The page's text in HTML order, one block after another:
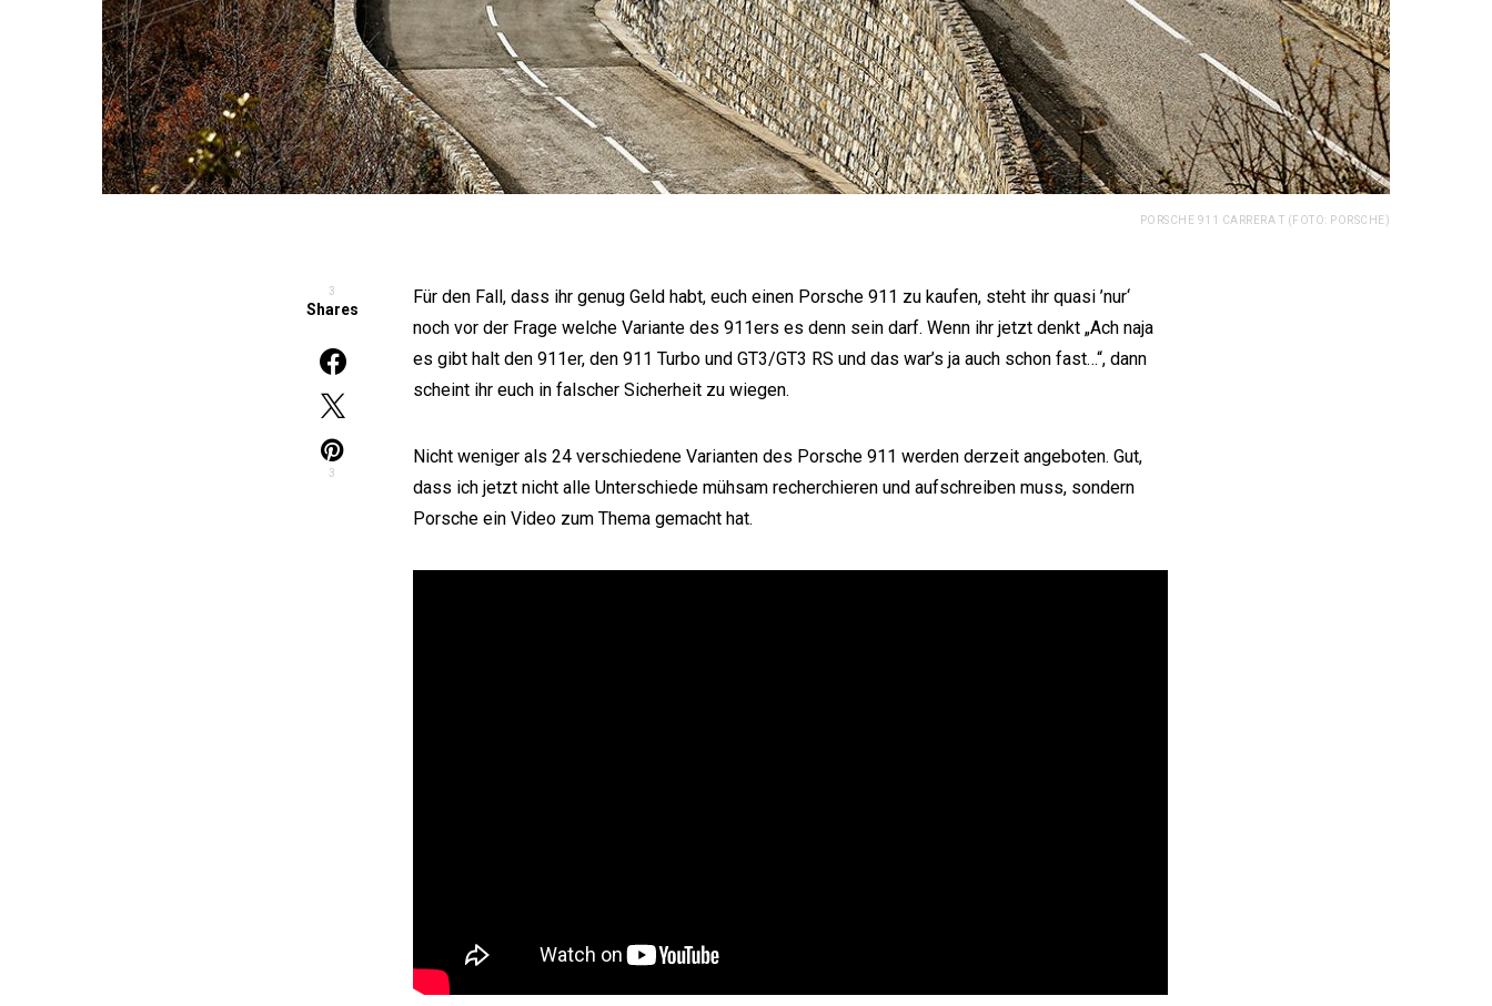
PORSCHE 911 CARRERA T (FOTO: PORSCHE)
3
Shares
3
Für den Fall, dass ihr genug Geld habt, euch einen Porsche 911 zu kaufen, steht ihr quasi ’nur‘
noch vor der Frage welche Variante des 911ers es denn sein darf. Wenn ihr jetzt denkt „Ach naja
es gibt halt den 911er, den 911 Turbo und GT3/GT3 RS und das war’s ja auch schon fast…“, dann
scheint ihr euch in falscher Sicherheit zu wiegen.
Nicht weniger als 24 verschiedene Varianten des Porsche 911 werden derzeit angeboten. Gut,
dass ich jetzt nicht alle Unterschiede mühsam recherchieren und aufschreiben muss, sondern
Porsche ein Video zum Thema gemacht hat.